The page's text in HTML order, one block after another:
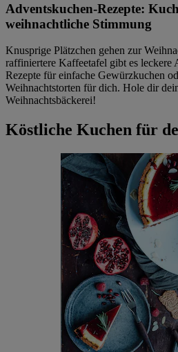
Adventskuchen-Rezepte:
weihnachtliche Stimmung
Knusprige Plätzchen gehen zur
raffiniertere Kaffeetafel gibt es leckere
Rezepte für einfache Gewürzkuchen
Weihnachtstorten für dich. Hole dir
Weihnachtsbäckerei!
Köstliche Kuchen für